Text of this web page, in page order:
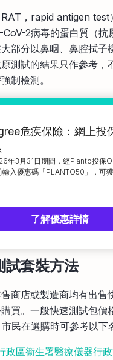
，rapid antigen test
2病毒的蛋白質（抗
部分以鼻咽、鼻腔拭子
測試的結果只作參考，
制檢測。
危疾保險：網上投
年3月31日期間，經Planto投保
輸入優惠碼「PLANTO50」，可
了解優惠詳情
試套裝方法
商店或製造商均有出售
買。一般快速測試包
民在選購時可參考以下
政區衞生署醫療儀器行